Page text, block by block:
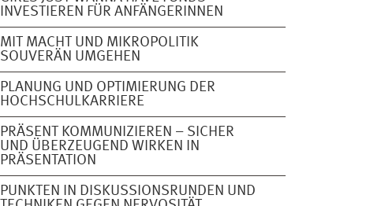
INVESTIEREN FÜR ANFÄNGERINNEN
MIT MACHT UND MIKROPOLITIK
SOUVERÄN UMGEHEN
PLANUNG UND OPTIMIERUNG DER
HOCHSCHULKARRIERE
PRÄSENT KOMMUNIZIEREN – SICHER
UND ÜBERZEUGEND WIRKEN IN
PRÄSENTATION
PUNKTEN IN DISKUSSIONSRUNDEN UND